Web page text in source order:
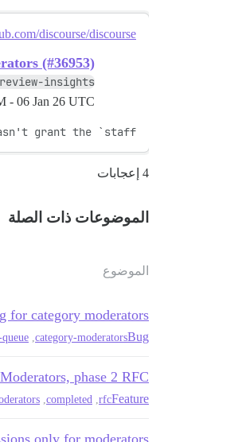
discourse/discourse
(#36953)
insights
- 06 Jan 26 UTC
grant the `staff`
4 إعجابات
الموضوعات ذات الصلة
الموضوع
for category moderators
Bug
category-moderators
phase 2 RFC
Feature
rfc
completed